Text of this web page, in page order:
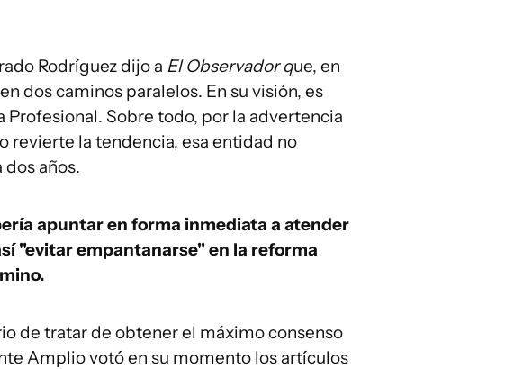
Rodríguez dijo a El Observador que, en
dos caminos paralelos. En su visión, es
Sobre todo, por la advertencia
revierte la tendencia, esa entidad no
años.
apuntar en forma inmediata a atender
"evitar empantanarse" en la reforma
de tratar de obtener el máximo consenso
Amplio votó en su momento los artículos